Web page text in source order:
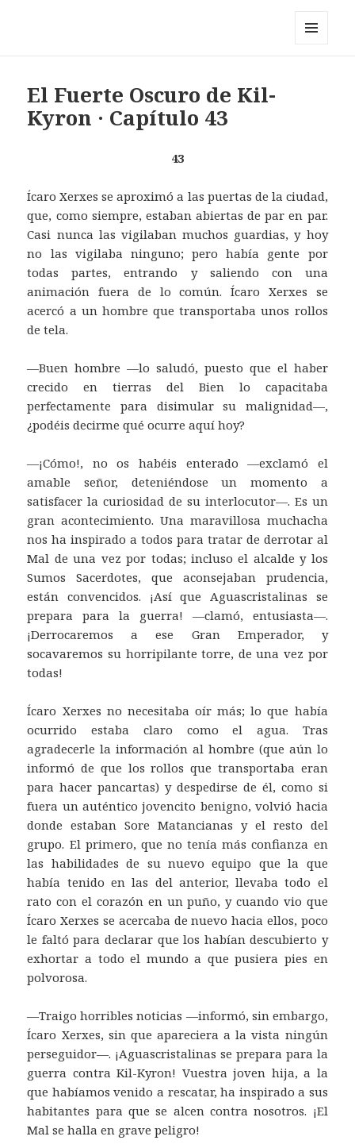
El Fuerte Oscuro de Kil-
Kyron · Capítulo 43
43
Ícaro Xerxes se aproximó a las puertas de la ciudad,
que, como siempre, estaban abiertas de par en par.
Casi nunca las vigilaban muchos guardias, y hoy
no las vigilaba ninguno; pero había gente por
todas partes, entrando y saliendo con una
animación fuera de lo común. Ícaro Xerxes se
acercó a un hombre que transportaba unos rollos
de tela.
—Buen hombre —lo saludó, puesto que el haber
crecido en tierras del Bien lo capacitaba
perfectamente para disimular su malignidad—,
¿podéis decirme qué ocurre aquí hoy?
—¡Cómo!, no os habéis enterado —exclamó el
amable señor, deteniéndose un momento a
satisfacer la curiosidad de su interlocutor—. Es un
gran acontecimiento. Una maravillosa muchacha
nos ha inspirado a todos para tratar de derrotar al
Mal de una vez por todas; incluso el alcalde y los
Sumos Sacerdotes, que aconsejaban prudencia,
están convencidos. ¡Así que Aguascristalinas se
prepara para la guerra! —clamó, entusiasta—.
¡Derrocaremos a ese Gran Emperador, y
socavaremos su horripilante torre, de una vez por
todas!
Ícaro Xerxes no necesitaba oír más; lo que había
ocurrido estaba claro como el agua. Tras
agradecerle la información al hombre (que aún lo
informó de que los rollos que transportaba eran
para hacer pancartas) y despedirse de él, como si
fuera un auténtico jovencito benigno, volvió hacia
donde estaban Sore Matancianas y el resto del
grupo. El primero, que no tenía más confianza en
las habilidades de su nuevo equipo que la que
había tenido en las del anterior, llevaba todo el
rato con el corazón en un puño, y cuando vio que
Ícaro Xerxes se acercaba de nuevo hacia ellos, poco
le faltó para declarar que los habían descubierto y
exhortar a todo el mundo a que pusiera pies en
polvorosa.
—Traigo horribles noticias —informó, sin embargo,
Ícaro Xerxes, sin que apareciera a la vista ningún
perseguidor—. ¡Aguascristalinas se prepara para la
guerra contra Kil-Kyron! Vuestra joven hija, a la
que habíamos venido a rescatar, ha inspirado a sus
habitantes para que se alcen contra nosotros. ¡El
Mal se halla en grave peligro!